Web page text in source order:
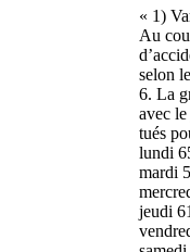
« 1)
Au
selon
6. La
avec
tués
lundi
mardi
jeudi 61